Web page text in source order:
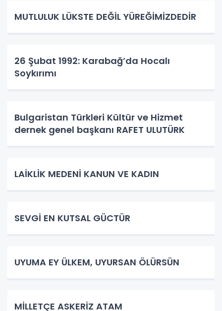
MUTLULUK LÜKSTE DEĞİL YÜREĞİMİZDEDİR
26 Şubat 1992: Karabağ’da Hocalı
Soykırımı
Bulgaristan Türkleri Kültür ve Hizmet
dernek genel başkanı RAFET ULUTÜRK
LAİKLİK MEDENİ KANUN VE KADIN
SEVGİ EN KUTSAL GÜCTÜR
UYUMA EY ÜLKEM, UYURSAN ÖLÜRSÜN
​MİLLETÇE ASKERİZ ATAM